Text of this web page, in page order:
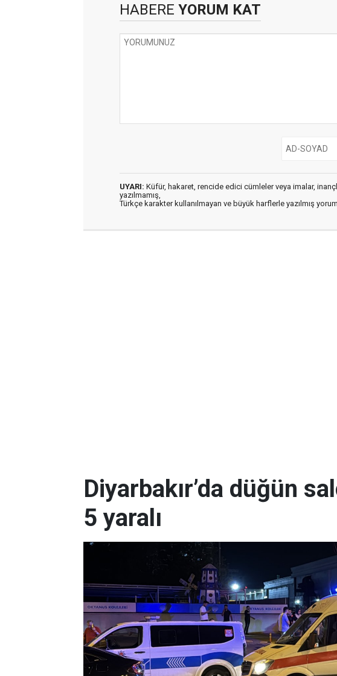
HABERE YORUM KAT
UYARI: Küfür, hakaret, rencide edici cümleler veya imalar,
yazılmamış,
Türkçe karakter kullanılmayan ve büyük harflerle yazılmış
Diyarbakır’da düğün
5 yaralı